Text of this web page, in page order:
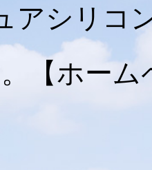
アシリコ
【ホーム